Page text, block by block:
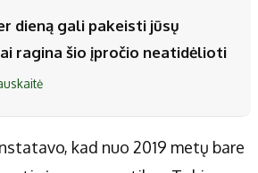
dieną gali pakeisti jūsų
ragina šio įpročio neatidėlioti
kad nuo 2019 metų bare